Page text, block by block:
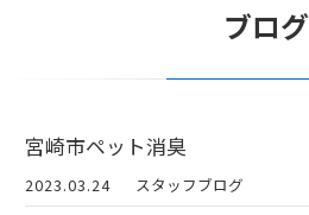
ブログ
宮崎市ペット消臭
2023.03.24 スタッフブログ